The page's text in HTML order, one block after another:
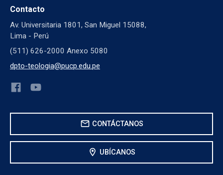
Contacto
Av. Universitaria 1801, San Miguel 15088,
Lima - Perú
(511) 626-2000 Anexo 5080
dpto-teologia@pucp.edu.pe
mail CONTÁCTANOS
location_on UBÍCANOS